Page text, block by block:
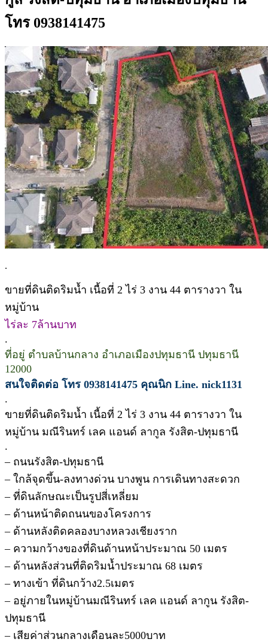
โทร 0938141475
.
ขายที่ดินติดริมน้ำ เนื้อที่ 2 ไร่ 3 งาน 44 ตารางวา ใน
หมู่บ้าน
ไร่ละ 7ล้านบาท
.
ที่อยู่ ตำบลบ้านกลาง อำเภอเมืองปทุมธานี ปทุมธานี
12000
สนใจติดต่อ โทร 0938141475 คุณนิก Line. nick1131
.
ขายที่ดินติดริมน้ำ เนื้อที่ 2 ไร่ 3 งาน 44 ตารางวา ใน
หมู่บ้าน มณีรินทร์ เลค แอนด์ ลากูล รังสิต-ปทุมธานี
.
– ถนนรังสิต-ปทุมธานี
– ใกล้จุดขึ้น-ลงทางด่วน บางพูน การเดินทางสะดวก
– ที่ดินลักษณะเป็นรูปสี่เหลี่ยม
– ด้านหน้าติดถนนของโครงการ
– ด้านหลังติดคลองบางหลวงเชียงราก
– ความกว้างของที่ดินด้านหน้าประมาณ 50 เมตร
– ด้านหลังส่วนที่ติดริมน้ำประมาณ 68 เมตร
– ทางเข้า ที่ดินกว้าง2.5เมตร
– อยู่ภายในหมู่บ้านมณีรินทร์ เลค แอนด์ ลากูน รังสิต-
ปทุมธานี
– เสียค่าส่วนกลางเดือนละ5000บาท